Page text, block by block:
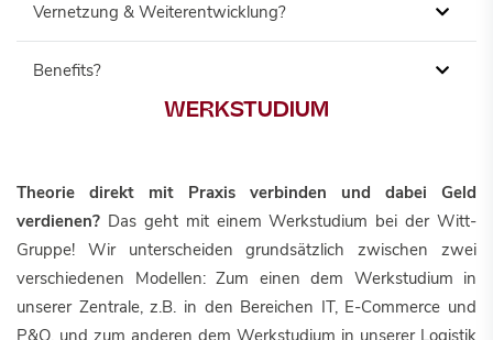
Vernetzung & Weiterentwicklung?
Benefits?
WERKSTUDIUM
Theorie direkt mit Praxis verbinden und dabei Geld
verdienen? Das geht mit einem Werkstudium bei der Witt-
Gruppe! Wir unterscheiden grundsätzlich zwischen zwei
verschiedenen Modellen: Zum einen dem Werkstudium in
unserer Zentrale, z.B. in den Bereichen IT, E-Commerce und
P&O, und zum anderen dem Werkstudium in unserer Logistik